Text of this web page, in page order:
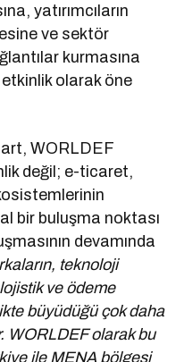
yatırımcıların
ve sektör
kurmasına
olarak öne
WORLDEF
değil; e-ticaret,
bir buluşma noktası
devamında
teknoloji
ve ödeme
büyüdüğü çok daha
WORLDEF olarak bu
ile MENA bölgesi